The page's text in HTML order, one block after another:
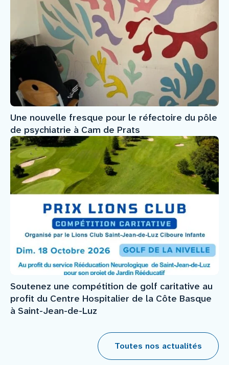
Une nouvelle fresque pour le réfectoire du pôle
de psychiatrie à Cam de Prats
Soutenez une compétition de golf caritative au
profit du Centre Hospitalier de la Côte Basque
à Saint-Jean-de-Luz
Toutes nos actualités